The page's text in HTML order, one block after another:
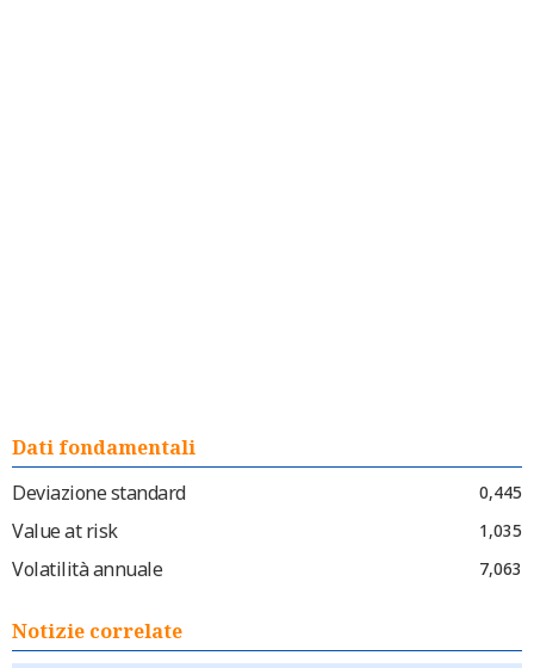
Dati fondamentali
Deviazione standard
0,445
Value at risk 1,035
Volatilità annuale 7,063
Notizie correlate